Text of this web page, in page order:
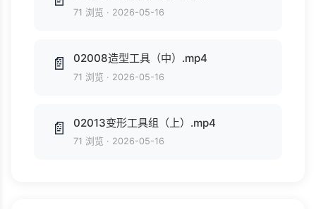
71 浏览 · 2026-05-16
📄 02008造型工具（中）.mp4
71 浏览 · 2026-05-16
📄 02013变形工具组（上）.mp4
71 浏览 · 2026-05-16